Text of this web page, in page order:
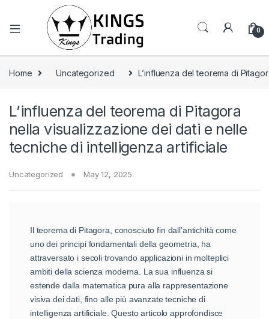
0
Home Uncategorized L’influenza del teorema di
L’influenza del teorema di Pitagora
nella visualizzazione dei dati e nelle
tecniche di intelligenza artificiale
Uncategorized May 12, 2025
Il teorema di Pitagora, conosciuto fin dall’antichità come
uno dei principi fondamentali della geometria, ha
attraversato i secoli trovando applicazioni in molteplici
ambiti della scienza moderna. La sua influenza si
estende dalla matematica pura alla rappresentazione
visiva dei dati, fino alle più avanzate tecniche di
intelligenza artificiale. Questo articolo approfondisce